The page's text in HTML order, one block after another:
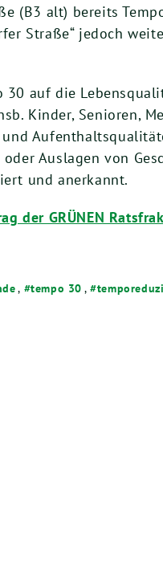
(B3 alt) bereits
Straße“ jedoch
30 auf die
Kinder, Senioren,
Auslagen von
und anerkannt.
der GRÜNEN
, tempo 30 ,